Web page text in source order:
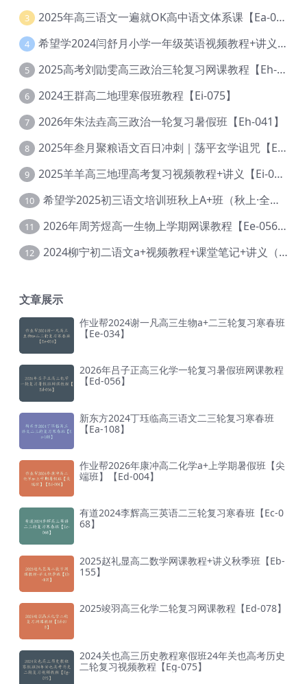
3 2025年高三语文一遍就OK高中语文体系课【Ea-028】
4 希望学2024闫舒月小学一年级英语视频教程+讲义【Cc-004】
5 2025高考刘勖雯高三政治三轮复习网课教程【Eh-061】
6 2024王群高二地理寒假班教程【Ei-075】
7 2026年朱法垚高三政治一轮复习暑假班【Eh-041】
8 2025年叁月聚粮语文百日冲刺｜荡平玄学诅咒【Ea-001】
9 2025羊羊高三地理高考复习视频教程+讲义【Ei-051】
10 希望学2025初三语文培训班秋上A+班（秋上·全国版·A+）【Da-031】
11 2026年周芳煜高一生物上学期网课教程【Ee-056】
12 2024柳宁初二语文a+视频教程+课堂笔记+讲义（暑假班+秋季班）【Da-003】
文章展示
作业帮2024谢一凡高三生物a+二三轮复习寒春班
【Ee-034】
2026年吕子正高三化学一轮复习暑假班网课教程
【Ed-056】
新东方2024丁珏临高三语文二三轮复习寒春班
【Ea-108】
作业帮2026年康冲高二化学a+上学期暑假班【尖
端班】【Ed-004】
有道2024李辉高三英语二三轮复习寒春班【Ec-0
68】
2025赵礼显高二数学网课教程+讲义秋季班【Eb-
155】
2025竣羽高三化学二轮复习网课教程【Ed-078】
2024关也高三历史教程寒假班24年关也高考历史
二轮复习视频教程【Eg-075】